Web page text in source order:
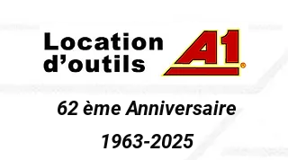
62 ème Anniversaire
1963-2025